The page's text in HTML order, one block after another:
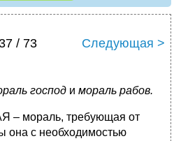
/ 73 Следующая >
господ и мораль рабов.
мораль, требующая от
она с необходимостью